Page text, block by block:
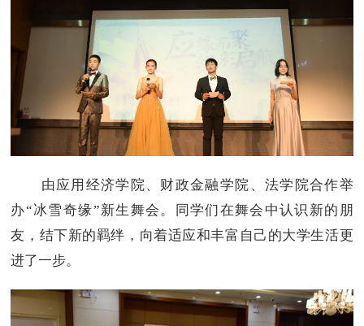
由应用经济学院、财政金融学院、法学院合作举
办“冰雪奇缘”新生舞会。同学们在舞会中认识新的朋
友，结下新的羁绊，向着适应和丰富自己的大学生活更
进了一步。